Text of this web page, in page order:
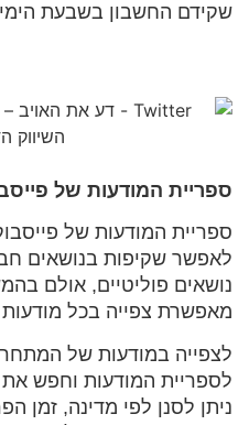
שקידם החשבון בשבעת
ספריית המודעות של
ספריית המודעות של
לאפשר שקיפות בנושאים
נושאים פוליטיים, אולם
מאפשרת צפייה בכל מודעות
לצפייה במודעות של
לספריית המודעות וחפש
ניתן לסנן לפי מדינה, זמן